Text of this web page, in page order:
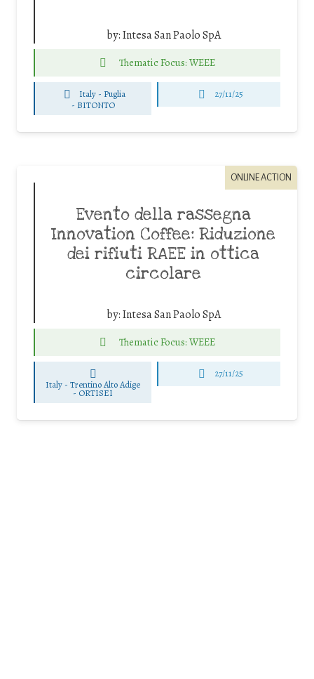
by:Intesa San Paolo SpA
Thematic Focus: WEEE
Italy - Puglia
- BITONTO
27/11/25
ONLINE ACTION
Evento della rassegna
Innovation Coffee: Riduzione
dei rifiuti RAEE in ottica
circolare
by:Intesa San Paolo SpA
Thematic Focus: WEEE
Italy - Trentino Alto Adige
- ORTISEI
27/11/25